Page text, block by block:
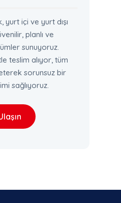
içi ve yurt dışı
planlı ve
sunuyoruz.
teslim alıyor, tüm
sorunsuz bir
sağlıyoruz.